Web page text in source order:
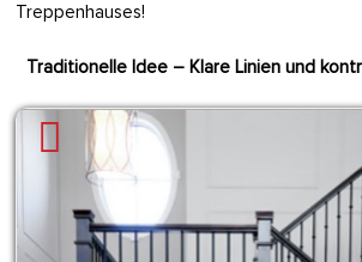
Treppenhauses!
Traditionelle Idee – Klare Linien und